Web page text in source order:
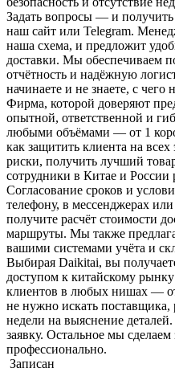
Задать вопросы — и
наш сайт или Telegram.
наша схема, и предложит
доставки. Мы обеспечиваем
отчётность и надёжную
начинаете и не знаете, с чего
Фирма, которой доверяют
опытной, ответственной и
любыми объёмами — от 1
как защитить клиента на
риски, получить лучший
сотрудники в Китае и России
Согласование сроков и
телефону, в мессенджерах
получите расчёт стоимости
маршруты. Мы также
вашими системами учёта и
Выбирая Daikitai, вы
доступом к китайскому
клиентов в любых нишах —
не нужно искать поставщика,
недели на выяснение
заявку. Остальное мы сделаем
профессионально.
Записан